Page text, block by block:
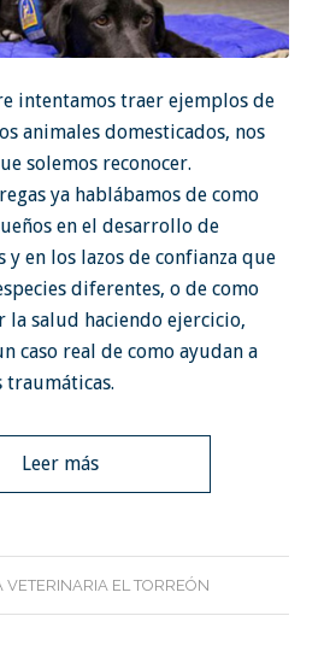
intentamos traer ejemplos de
animales domesticados, nos
solemos reconocer.
ya hablábamos de como
en el desarrollo de
y en los lazos de confianza que
diferentes, o de como
salud haciendo ejercicio,
caso real de como ayudan a
traumáticas.
Leer más
VETERINARIA EL TORREÓN